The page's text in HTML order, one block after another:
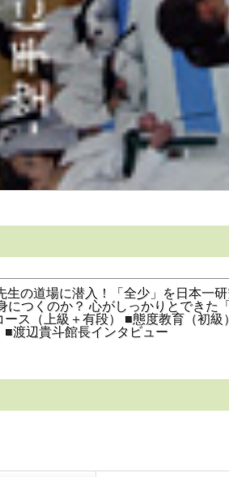
の道場に潜入！「全少」を日本一
つくのか？ 心がしっかりとでき
ス（上級＋有段） ■態度教育（初
■渡辺貴斗館長インタビュー